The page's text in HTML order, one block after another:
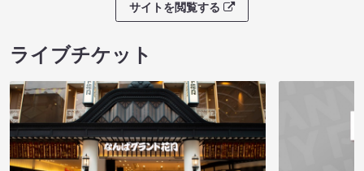
サイトを閲覧する
ライブチケット